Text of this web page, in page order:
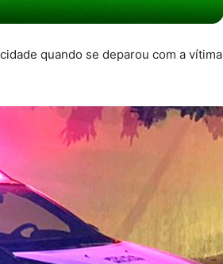
quando se deparou com a vítima